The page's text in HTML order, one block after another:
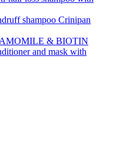
shampoo Crinipan
& BIOTIN
and mask with